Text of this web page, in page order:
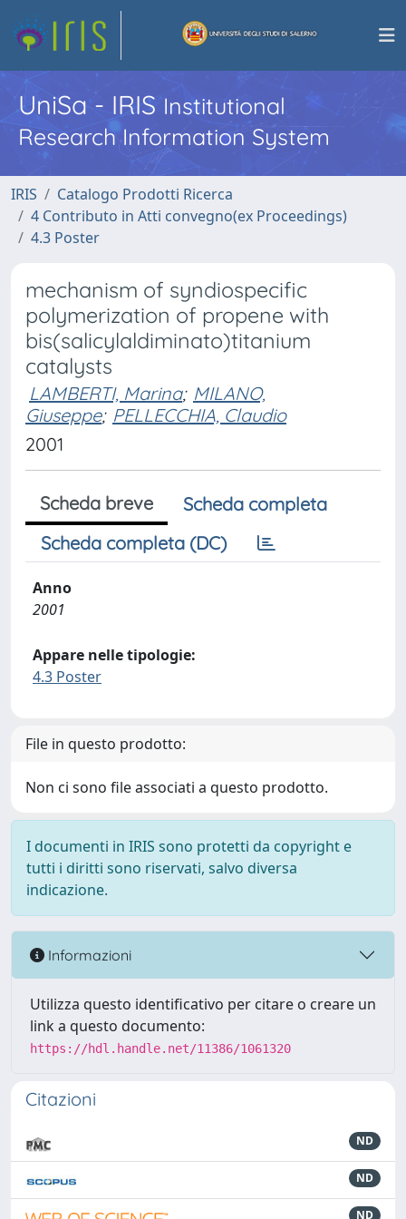
UniSa - IRISInstitutional
Research Information System
IRIS
Catalogo Prodotti Ricerca
4 Contributo in Atti convegno(ex Proceedings)
4.3 Poster
mechanism of syndiospecific
polymerization of propene with
bis(salicylaldiminato)titanium
catalysts
LAMBERTI, Marina; MILANO,
Giuseppe; PELLECCHIA, Claudio
2001
Scheda breve
Scheda completa
Scheda completa (DC)
Anno
2001
Appare nelle tipologie:
4.3 Poster
File in questo prodotto:
Non ci sono file associati a questo prodotto.
I documenti in IRIS sono protetti da copyright e
tutti i diritti sono riservati, salvo diversa
indicazione.
Informazioni
Utilizza questo identificativo per citare o creare un
link a questo documento:
https://hdl.handle.net/11386/1061320
Citazioni
ND
ND
ND